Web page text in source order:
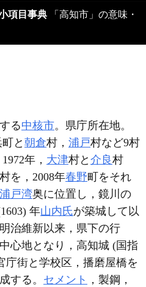
項目事典
る中核市。県庁所在地。
と 朝倉村， 浦戸村など9村
年， 大津村と 介良村
村を，2008年春野町をそれ
浦戸湾奥に位置し，鏡川の
年山内氏が築城して以
治維新以来，県下の行
心地となり，高知城 (国指
庁街と学校区，播磨屋橋を
する。 セメント ，製鋼，